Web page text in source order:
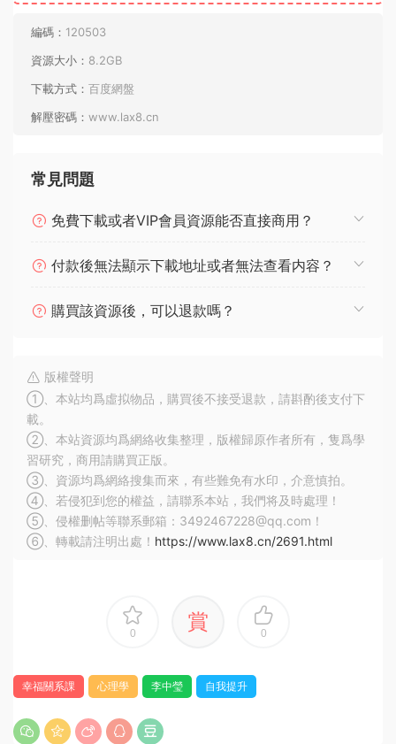
編碼： 120503
資源大小： 8.2GB
下載方式： 百度網盤
解壓密碼： www.lax8.cn
常見問題
免費下載或者VIP會員資源能否直接商用？
付款後無法顯示下載地址或者無法查看内容？
購買該資源後，可以退款嗎？
版權聲明
①、本站均爲虛拟物品，購買後不接受退款，請斟酌後支付下
載。
②、本站資源均爲網絡收集整理，版權歸原作者所有，隻爲學
習研究，商用請購買正版。
③、資源均爲網絡搜集而來，有些難免有水印，介意慎拍。
④、若侵犯到您的權益，請聯系本站，我們将及時處理！
⑤、侵權删帖等聯系郵箱：3492467228@qq.com！
⑥、轉載請注明出處！ https://www.lax8.cn/2691.html
0 賞 0
幸福關系課 心理學 李中瑩 自我提升